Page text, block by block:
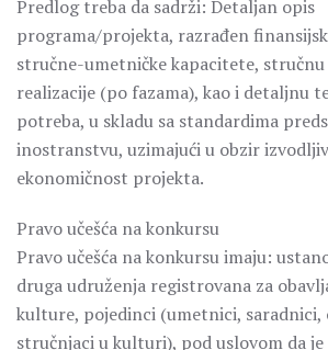
Predlog treba da sadrži: Detaljan opis
programa/projekta, razrađen
stručne-umetničke kapacitete,
realizacije (po fazama), kao i detaljnu
potreba, u skladu sa standardima
inostranstvu, uzimajući u obzir
ekonomičnost projekta.
Pravo učešća na konkursu
Pravo učešća na konkursu imaju:
druga udruženja registrovana za
kulture, pojedinci (umetnici, saradnici,
stručnjaci u kulturi), pod uslovom da